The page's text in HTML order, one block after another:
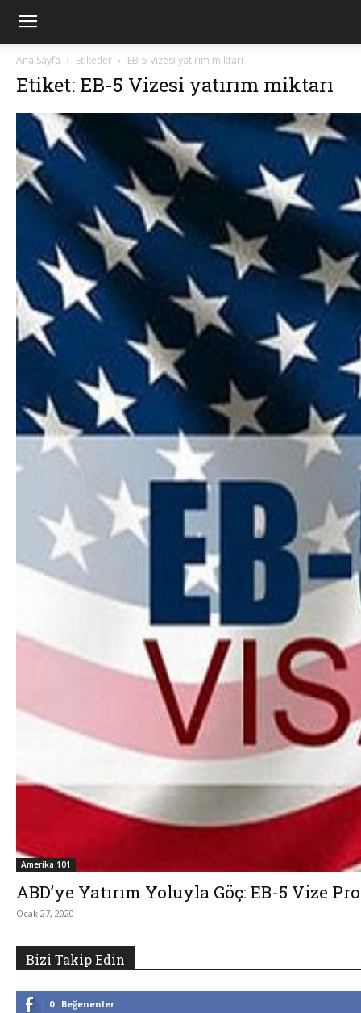
Ana Sayfa Etiketler EB-5 Vizesi yatırım miktarı
Etiket: EB-5 Vizesi yatırım miktarı
Amerika 101
ABD’ye Yatırım Yoluyla Göç: EB-5 Vize
Ocak 27, 2020
Bizi Takip Edin
0 Beğenenler